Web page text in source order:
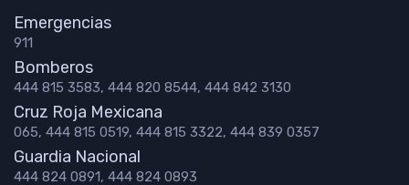
Emergencias
911
Bomberos
444 815 3583, 444 820 8544, 444 842 3130
Cruz Roja Mexicana
065, 444 815 0519, 444 815 3322, 444 839 0357
Guardia Nacional
444 824 0891, 444 824 0893